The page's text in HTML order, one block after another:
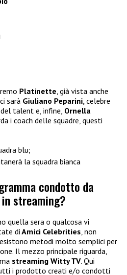
Platinette, già vista anche
sarà Giuliano Peparini, celebre
talent e, infine, Ornella
i coach delle squadre, questi
blu;
la squadra bianca
condotto da
streaming?
quella sera o qualcosa vi
di Amici Celebrities , non
metodi molto semplici per
Il mezzo principale riguarda,
streaming Witty TV. Qui
i prodotto creati e/o condotti